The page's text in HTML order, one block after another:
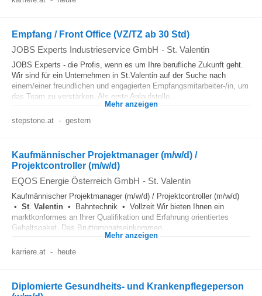
Empfang / Front Office (VZ/TZ ab 30 Std)
JOBS Experts Industrieservice GmbH - St. Valentin
JOBS Experts - die Profis, wenn es um Ihre berufliche Zukunft geht.
Wir sind für ein Unternehmen in St.Valentin auf der Suche nach
einem/einer freundlichen und engagierten Empfangsmitarbeiter-/in, um
das Team zu verstärken. Als erste Anlaufstelle...
Mehr anzeigen
stepstone.at - gestern
Kaufmännischer Projektmanager (m/w/d) /
Projektcontroller (m/w/d)
EQOS Energie Österreich GmbH - St. Valentin
Kaufmännischer Projektmanager (m/w/d) / Projektcontroller (m/w/d)
• St. Valentin • Bahntechnik • Vollzeit Wir bieten Ihnen ein
marktkonformes an Ihrer Qualifikation und Erfahrung orientiertes
Gehaltspaket. Das Bruttomonatseinkommen...
Mehr anzeigen
karriere.at - heute
Diplomierte Gesundheits- und Krankenpflegeperson